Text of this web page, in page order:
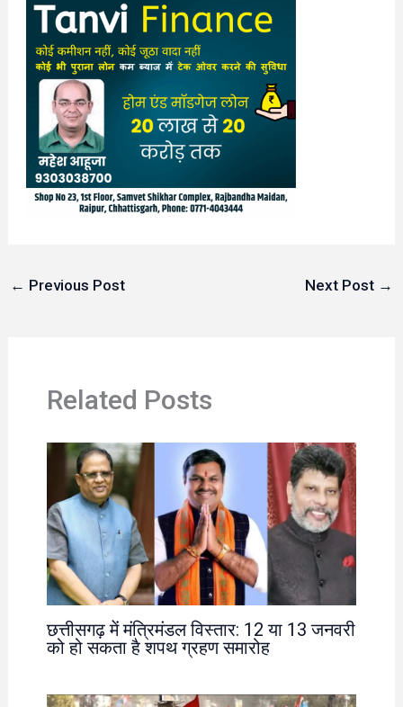
← Previous Post Next Post →
Related Posts
छत्तीसगढ़ में मंत्रिमंडल विस्तार: 12 या 13 जनवरी
को हो सकता है शपथ ग्रहण समारोह